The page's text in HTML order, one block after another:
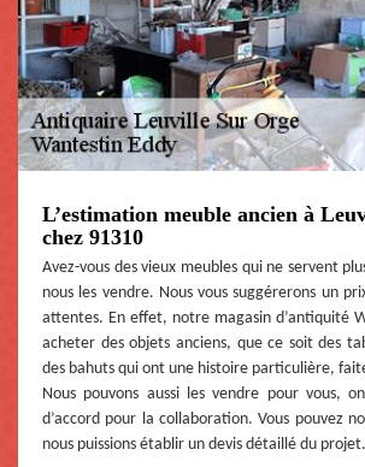
L’estimation meuble ancien à
chez 91310
Avez-vous des vieux meubles qui ne servent
nous les vendre. Nous vous suggérerons un
attentes. En effet, notre magasin d’antiquité
acheter des objets anciens, que ce soit des
des bahuts qui ont une histoire particulière,
Nous pouvons aussi les vendre pour vous,
d’accord pour la collaboration. Vous pouvez
nous puissions établir un devis détaillé du projet.